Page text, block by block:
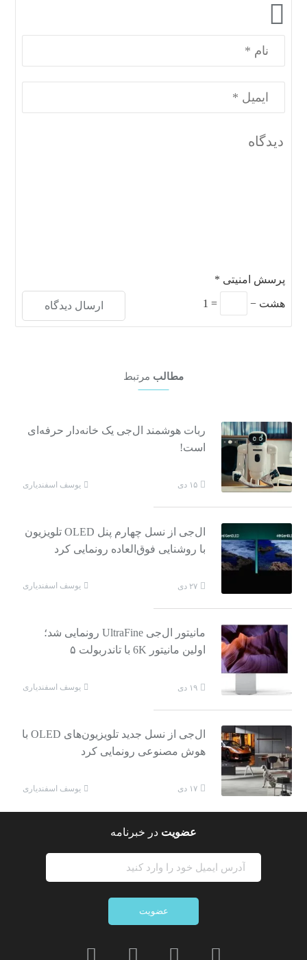
پرسش امنیتی *
هشت −
=
1
مطالب مرتبط
ربات هوشمند ال‌جی یک خانه‌دار حرفه‌ای
است!
۱۵ دی یوسف اسفندیاری
ال‌جی از نسل چهارم پنل OLED تلویزیون
با روشنایی فوق‌العاده رونمایی کرد
۲۷ دی یوسف اسفندیاری
مانیتور ال‌جی UltraFine رونمایی شد؛
اولین مانیتور 6K با تاندربولت ۵
۱۹ دی یوسف اسفندیاری
ال‌جی از نسل جدید تلویزیون‌های OLED با
هوش مصنوعی رونمایی کرد
۱۷ دی یوسف اسفندیاری
عضویت در خبرنامه
عضویت